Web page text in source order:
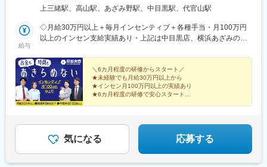
道駅、竹原駅、安芸長束駅、安芸阿賀駅、山陽女学園前駅、東広
島駅、南岩国駅、新南陽駅、防府駅、山口駅(山口県)、岩鼻駅、阿
波富田駅、三条駅(香川県)、宇多津駅、市坪駅、新居浜駅、唐浜
駅、葛島橋東詰駅、後免西町駅、石田駅、井尻駅、柚須駅、大野
賀駅、高田駅(長崎県)、幸駅、早岐駅、熊本高専前駅、健軍校前
駅、高城駅、宮崎駅、南延岡駅、上塩屋駅、首里駅、てだこ浦西
駅、福島駅(福島県)、松戸新田駅、東京駅、亀戸駅、新馬場駅、西
新宿駅、立川南駅、新大津駅、上諸江駅、甲斐住吉駅、下山村
駅、膳所本町駅、くいな橋駅、天満駅、諏訪ノ森駅、清児駅、竈
駅、竹橋駅、新宿西口駅、京阪膳所駅、南森町駅、石津駅(大阪
府)、広電廿日市駅、県立美術館通駅、黒石駅(熊本県)、動植物園
塚店、高山店はマイカー通勤OK★催事担当は直行直帰OK（1）店
福岡県飯塚市有安429-1・新飯塚駅より車で11分■買取大吉 高山
駅前店・岐阜県高山市昭和町1-320 佐古ビル1階・高山駅より徒
野1-3-3 第2金子ハイツ1F・あざみ野駅より徒歩2分■買取大吉 中
目黒駅前店東京都目黒区上目黒1-17-8 細田ビル1F・中目黒駅より
徒歩3分（2）催事 ※直行直帰OK■勤務エリアは全国一都三県を
中心に、各地のスーパーマーケットや商業施設、ホームセンター
のイベントブースでのお仕事です。
上三緒駅、高山駅、あざみ野駅、中目黒駅、代官山駅
給与
◇月給30万円以上＋毎月インセンティブ＋各種手当・月100万円
以上のインセン支給実績あり・上記は中目黒店、横浜あざみの店
毎月インセンティブ＋各種手当になります。※給与は経験・能力を
考慮の上で決定します。＼豊かな経験をお持ちの方は優遇／◇月
給35万円以上＋毎月インセンティブ＋各種手当※給与は経験・能
力を考慮の上で決定します。【年収例】年収1200万円／入社3年
目／インセンティブ月50万円以上年収550万円／入社1年目／イン
＼6カ月程度の研修からスタート／
★未経験でも月給30万円以上から
★インセン月100万円以上の実績あり
★6カ月程度の研修で安心スタート
気になる 応募する